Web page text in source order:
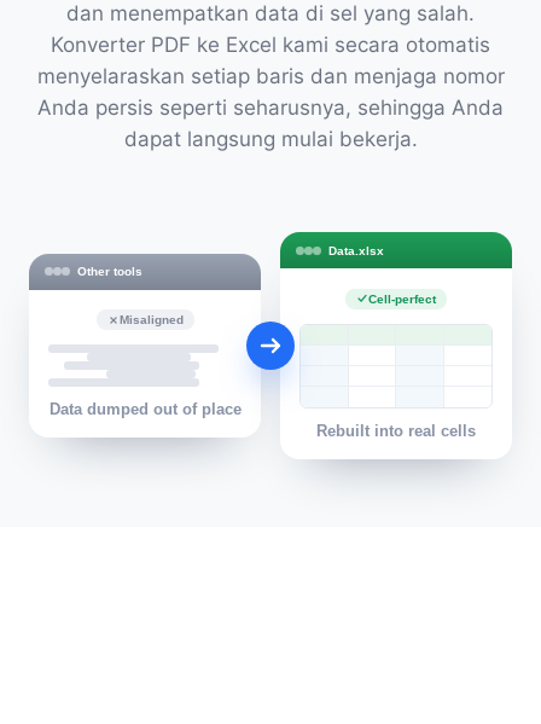
dan menempatkan data di sel yang salah.
Konverter PDF ke Excel kami secara otomatis
menyelaraskan setiap baris dan menjaga nomor
Anda persis seperti seharusnya, sehingga Anda
dapat langsung mulai bekerja.
Other tools
Misaligned
Data dumped out of place
Data.xlsx
Cell-perfect
Rebuilt into real cells